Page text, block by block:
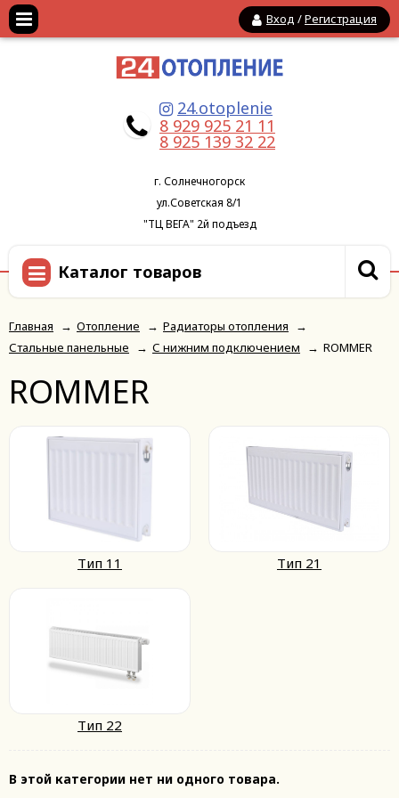
Вход /Регистрация
24.otoplenie
8 929 925 21 11
8 925 139 32 22
г. Солнечногорск
ул.Советская 8/1
"ТЦ ВЕГА" 2й подъезд
Каталог товаров
Главная → Отопление → Радиаторы отопления
→
Стальные панельные
→ С нижним подключением → ROMMER
ROMMER
Тип 11 Тип 21
Тип 22
В этой категории нет ни одного товара.